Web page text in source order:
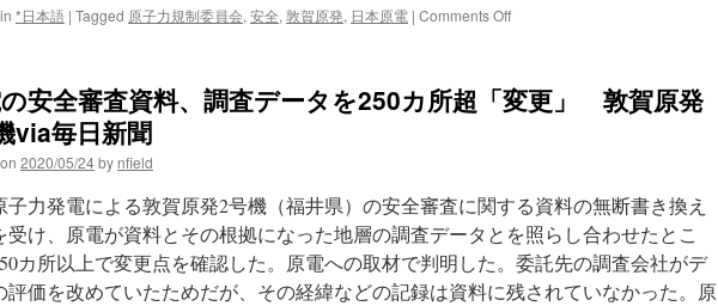
え
via
新
聞
*日本語 | Tagged 原子力規制委員会, 安全, 敦賀原発, 日本原電 | Comments Offon
発
タ
削
除
原
子
安全審査資料、調査データを250カ所超「変更」 敦賀原発
via毎日新聞
2020/05/24by nfield
子力発電による敦賀原発2号機（福井県）の安全審査に関する資料の無断書き換え
受け、原電が資料とその根拠になった地層の調査データとを照らし合わせたとこ
カ所以上で変更点を確認した。原電への取材で判明した。委託先の調査会社がデ
評価を改めていたためだが、その経緯などの記録は資料に残されていなかった。原